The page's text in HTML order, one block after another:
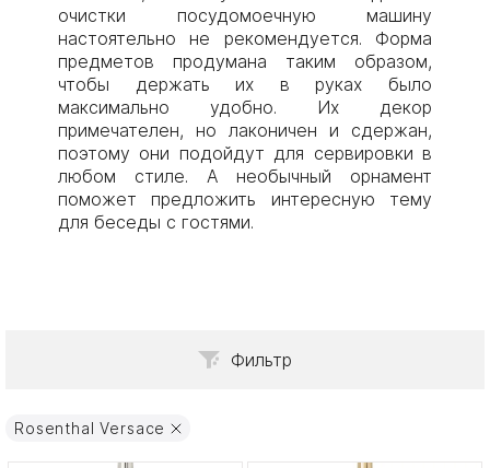
очистки посудомоечную машину
настоятельно не рекомендуется. Форма
предметов продумана таким образом,
чтобы держать их в руках было
максимально удобно. Их декор
примечателен, но лаконичен и сдержан,
поэтому они подойдут для сервировки в
любом стиле. А необычный орнамент
поможет предложить интересную тему
для беседы с гостями.
Фильтр
Rosenthal Versace